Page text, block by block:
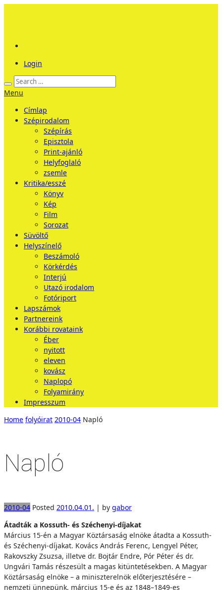
Login
Menu
Címlap
Szépirodalom
Szépírás
Episztola
Print-ajánló
Helyfoglaló
zsemle
Kritika/esszé
Könyv
Kép
Film
Sorozat
Süvöltő
Helyszínelő
Beszámoló
Körkérdés
Interjú
Utazó irodalom
Fotóriport
Lapszámok
Partnereink
Korábbi rovataink
Éber
nyitott
eleven
kovász
Naplopó
Folyamirány
Impresszum
Home folyóirat 2010-04 Napló
Napló
2010-04 Posted 2010.04.01. | by gabor
Átadták a Kossuth- és Széchenyi-díjakat
Március 15-én a Magyar Köztársaság elnöke átadta a Kossuth-
és Széchenyi-díjakat. Kovács András Ferenc, Lengyel Péter,
Rakovszky Zsuzsa, illetve dr. Bojtár Endre, Pór Péter és dr.
Ungvári Tamás részesült a magas kitüntetésekben. A Magyar
Köztársaság elnöke – a miniszterelnök előterjesztésére –
nemzeti ünnepünk, március 15-e és az 1848–1849-es